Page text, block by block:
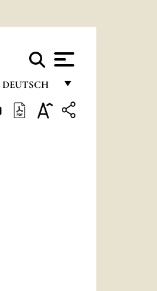
DEUTSCH
FRANÇAIS